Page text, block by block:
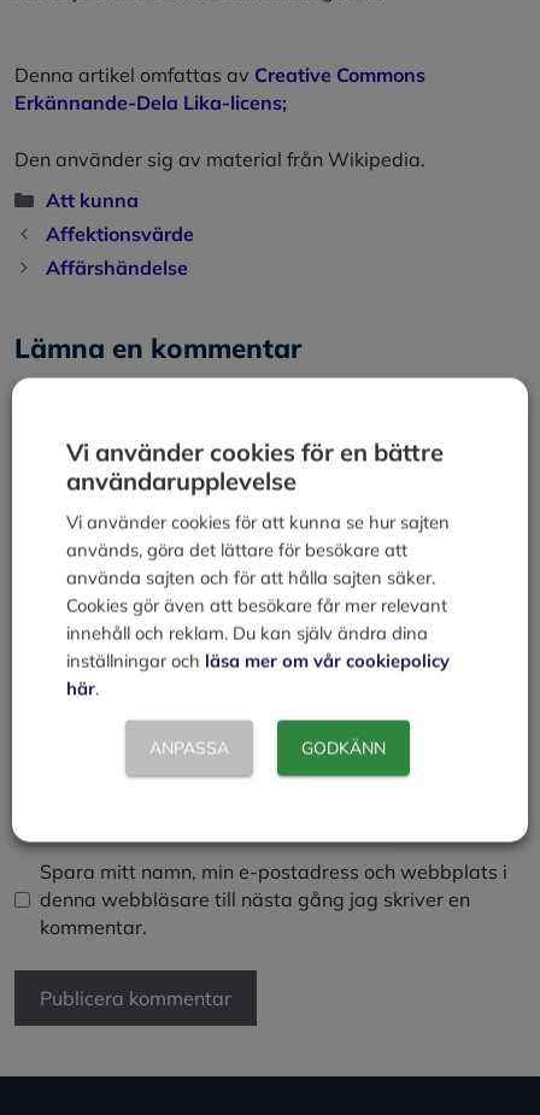
Denna artikel omfattas av Creative Commons
Erkännande-Dela Lika-licens;
Den använder sig av material från Wikipedia.
Kategorier
Att kunna
Affektionsvärde
Affärshändelse
Lämna en kommentar
Kommentar
Spara mitt namn, min e-postadress och webbplats i
denna webbläsare till nästa gång jag skriver en
kommentar.
Vi använder cookies för en bättre
användarupplevelse
Vi använder cookies för att kunna se hur sajten
används, göra det lättare för besökare att
använda sajten och för att hålla sajten säker.
Cookies gör även att besökare får mer relevant
innehåll och reklam. Du kan själv ändra dina
inställningar och läsa mer om vår cookiepolicy
här.
ANPASSA GODKÄNN